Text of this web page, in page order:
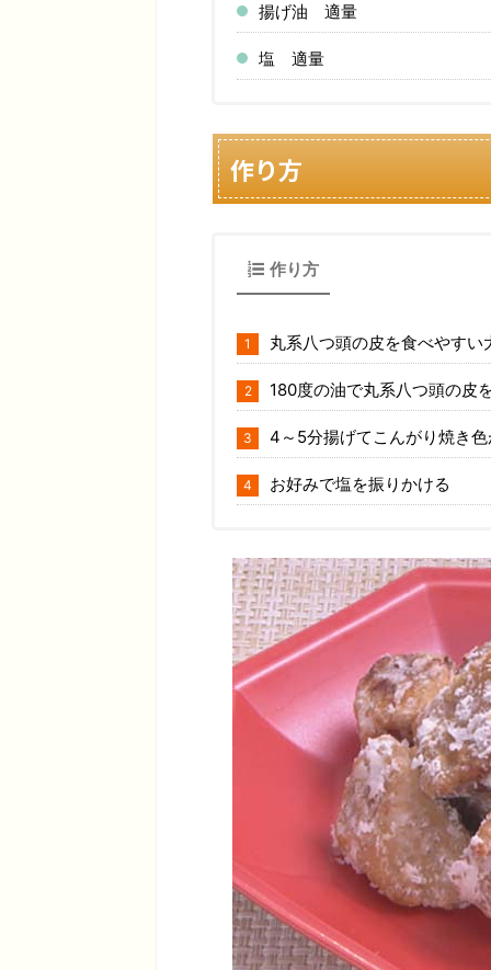
揚げ油 適量
塩 適量
作り方
作り方
丸系八つ頭の皮を食べやすい
180度の油で丸系八つ頭の皮
4～5分揚げてこんがり焼き色
お好みで塩を振りかける